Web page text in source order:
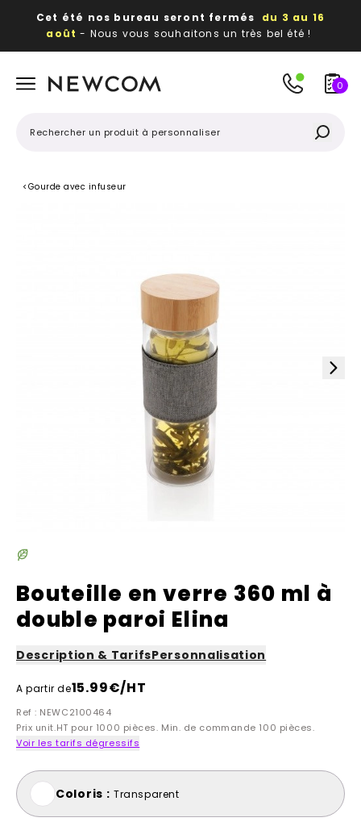
Cet été nos bureau seront fermés du 3 au 16
août - Nous vous souhaitons un très bel été !
publicitaires
0
< Gourde avec infuseur
Bouteille en verre 360 ml à
double paroi Elina
Description & TarifsPersonnalisation
A partir de15.99€/HT
Ref : NEWC2100464
Prix unit.HT pour 1000 pièces. Min. de commande 100 pièces.
Voir les tarifs dégressifs
Coloris : Transparent